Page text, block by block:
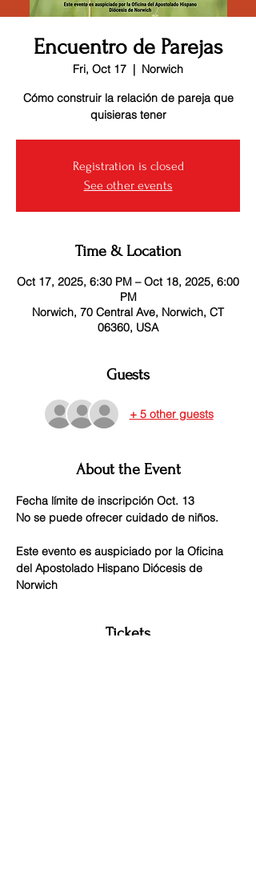
Encuentro de Parejas
Fri, Oct 17
  |
Norwich
Cómo construir la relación de pareja que
quisieras tener
Registration is closed
See other events
Time & Location
Oct 17, 2025, 6:30 PM – Oct 18, 2025, 6:00
PM
Norwich, 70 Central Ave, Norwich, CT
06360, USA
Guests
+ 5 other guests
About the Event
Fecha límite de inscripción Oct. 13
No se puede ofrecer cuidado de niños.
Este evento es auspiciado por la Oficina
del Apostolado Hispano Diócesis de
Norwich
Tickets